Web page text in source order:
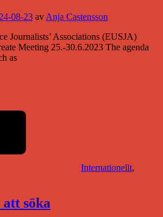
08-23 av Anja Castensson
Journalists’ Associations (EUSJA)
Meeting 25.-30.6.2023 The agenda
as
Internationellt,
söka